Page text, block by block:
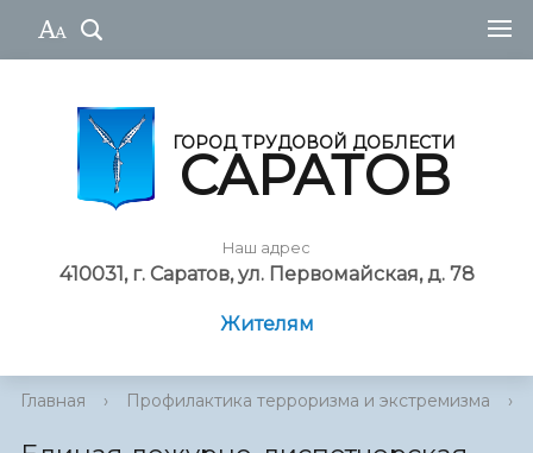
ГОРОД ТРУДОВОЙ ДОБЛЕСТИ
САРАТОВ
Наш адрес
410031, г. Саратов, ул. Первомайская, д. 78
Жителям
Главная › Профилактика терроризма и экстремизма ›